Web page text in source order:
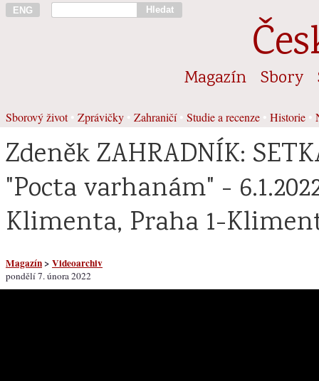
ENG Hledat
Magazín Sbory
Sborový život• Zprávičky Zahraničí• Studie a recenze Historie
Zdeněk ZAHRADNÍK:
"Pocta varhanám" -
Klimenta, Praha 1-
Magazín> Videoarchiv
pondělí 7. února 2022